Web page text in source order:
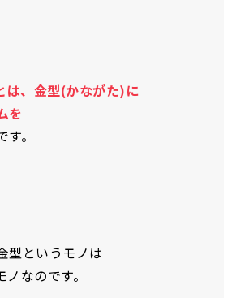
は、金型(かながた)に
を
。
型というモノは
なのです。